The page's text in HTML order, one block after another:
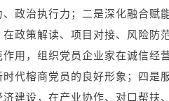
政治执行力；二是深化融合赋
政策解读、项目对接、风险防
用，组织党员企业家在诚信经
代榕商党员的良好形象；四是
建设，在产业协作、对口帮扶